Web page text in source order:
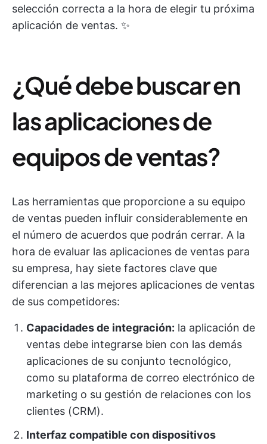
selección correcta a la hora de elegir tu próxima
aplicación de ventas. ✨
¿Qué debe buscar en
las aplicaciones de
equipos de ventas?
Las herramientas que proporcione a su equipo
de ventas pueden influir considerablemente en
el número de acuerdos que podrán cerrar. A la
hora de evaluar las aplicaciones de ventas para
su empresa, hay siete factores clave que
diferencian a las mejores aplicaciones de ventas
de sus competidores:
Capacidades de integración: la aplicación de
ventas debe integrarse bien con las demás
aplicaciones de su conjunto tecnológico,
como su plataforma de correo electrónico de
marketing o su gestión de relaciones con los
clientes (CRM).
Interfaz compatible con dispositivos